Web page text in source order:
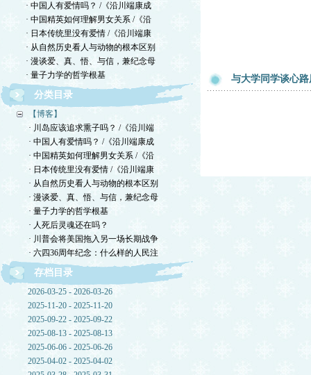
· 中国人有爱情吗？ /《沿川端康成
· 中国精英如何理解男女关系 /《沿
· 日本传统里没有爱情 /《沿川端康
· 从自然历史看人与动物的根本区别
· 漫谈爱、真、悟、与信，兼纪念母
· 量子力学的哲学根基
分类目录
【博客】
· 川岛应该追求熏子吗？ /《沿川端
· 中国人有爱情吗？ /《沿川端康成
· 中国精英如何理解男女关系 /《沿
· 日本传统里没有爱情 /《沿川端康
· 从自然历史看人与动物的根本区别
· 漫谈爱、真、悟、与信，兼纪念母
· 量子力学的哲学根基
· 人死后灵魂还在吗？
· 川普会将美国拖入另一场长期战争
· 六四36周年纪念：什么样的人民注
存档目录
2026-03-25 - 2026-03-26
2025-11-20 - 2025-11-20
2025-09-22 - 2025-09-22
2025-08-13 - 2025-08-13
2025-06-06 - 2025-06-26
2025-04-02 - 2025-04-02
与大学同学谈心